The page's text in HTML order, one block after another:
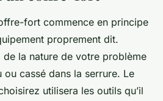
fort commence en principe
proprement dit.
de la nature de votre problème
cassé dans la serrure. Le
utilisera les outils qu’il